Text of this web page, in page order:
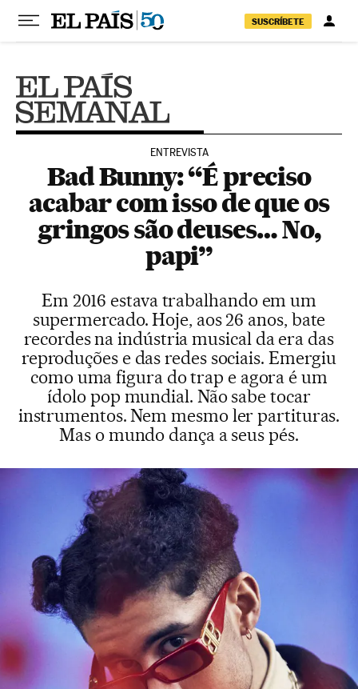
Pular para o conteúdo
SUSCRÍBETE
ENTREVISTA
Bad Bunny: “É preciso
acabar com isso de que os
gringos são deuses… No,
papi”
Em 2016 estava trabalhando em um
supermercado. Hoje, aos 26 anos, bate
recordes na indústria musical da era das
reproduções e das redes sociais. Emergiu
como uma figura do trap e agora é um
ídolo pop mundial. Não sabe tocar
instrumentos. Nem mesmo ler partituras.
Mas o mundo dança a seus pés.